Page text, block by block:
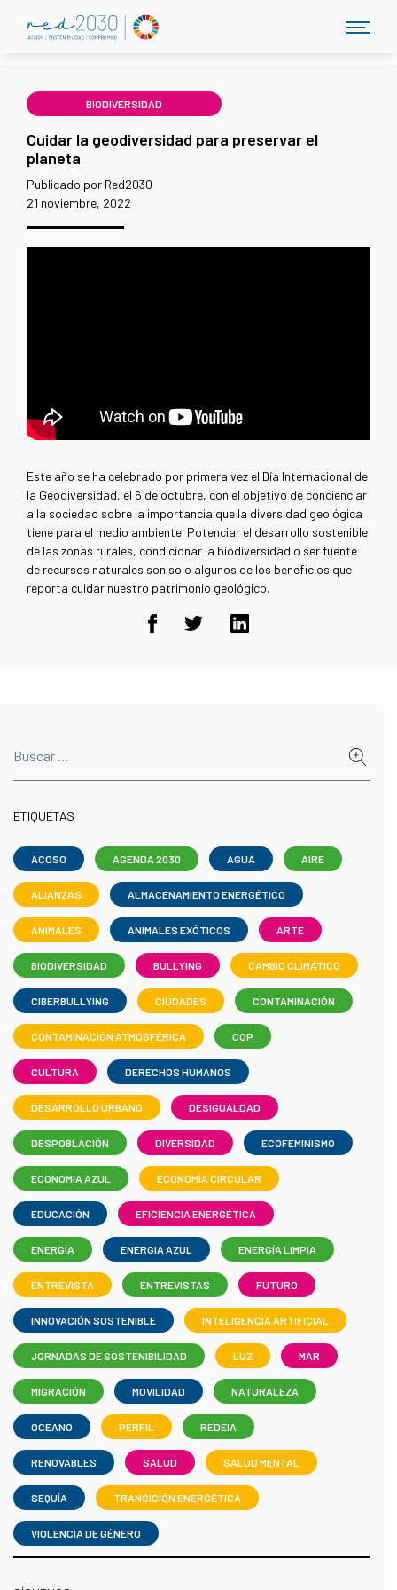
BIODIVERSIDAD
Cuidar la geodiversidad para preservar el
planeta
Publicado por Red2030
21 noviembre, 2022
Este año se ha celebrado por primera vez el Día Internacional de
la Geodiversidad, el 6 de octubre, con el objetivo de concienciar
a la sociedad sobre la importancia que la diversidad geológica
tiene para el medio ambiente. Potenciar el desarrollo sostenible
de las zonas rurales, condicionar la biodiversidad o ser fuente
de recursos naturales son solo algunos de los beneficios que
reporta cuidar nuestro patrimonio geológico.
ETIQUETAS
ACOSO AGENDA 2030 AGUA AIRE
ALIANZAS ALMACENAMIENTO ENERGÉTICO
ANIMALES ANIMALES EXÓTICOS ARTE
BIODIVERSIDAD BULLYING CAMBIO CLIMÁTICO
CIBERBULLYING CIUDADES CONTAMINACIÓN
CONTAMINACIÓN ATMOSFÉRICA COP
CULTURA DERECHOS HUMANOS
DESARROLLO URBANO DESIGUALDAD
DESPOBLACIÓN DIVERSIDAD ECOFEMINISMO
ECONOMIA AZUL ECONOMÍA CIRCULAR
EDUCACIÓN EFICIENCIA ENERGÉTICA
ENERGÍA ENERGIA AZUL ENERGÍA LIMPIA
ENTREVISTA ENTREVISTAS FUTURO
INNOVACIÓN SOSTENIBLE INTELIGENCIA ARTIFICIAL
JORNADAS DE SOSTENIBILIDAD LUZ MAR
MIGRACIÓN MOVILIDAD NATURALEZA
OCEANO PERFIL REDEIA
RENOVABLES SALUD SALUD MENTAL
SEQUÍA TRANSICIÓN ENERGÉTICA
VIOLENCIA DE GÉNERO